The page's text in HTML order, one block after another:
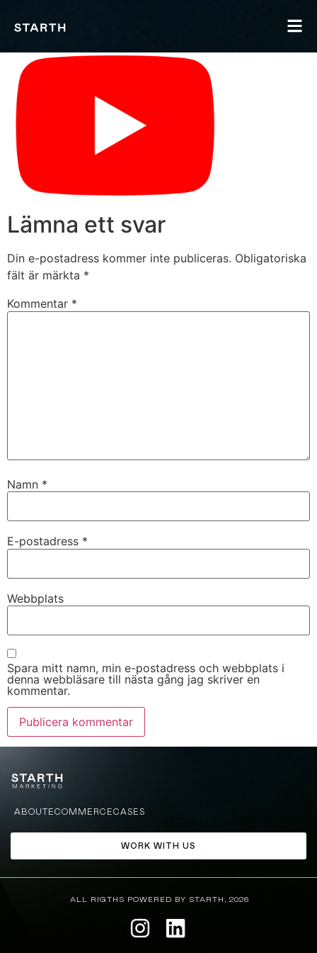
Lämna ett svar
Din e-postadress kommer inte publiceras. Obligatoriska
fält är märkta *
Kommentar *
Namn *
E-postadress *
Webbplats
Spara mitt namn, min e-postadress och webbplats i
denna webbläsare till nästa gång jag skriver en
kommentar.
ABOUT ECOMMERCECASES
WORK WITH US
ALL RIGTHS POWERED BY STARTH, 2026